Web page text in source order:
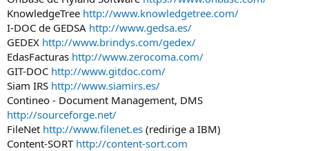
KnowledgeTree http://www.knowledgetree.com/
I-DOC de GEDSA http://www.gedsa.es/
GEDEX http://www.brindys.com/gedex/
EdasFacturas http://www.zerocoma.com/
GIT-DOC http://www.gitdoc.com/
Siam IRS http://www.siamirs.es/
Contineo - Document Management, DMS
http://sourceforge.net/
FileNet http://www.filenet.es (redirige a IBM)
Content-SORT http://content-sort.com